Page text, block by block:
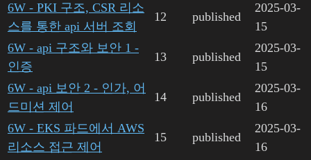
6W - PKI 구조, CSR 리소
스를 통한 api 서버 조회
12 published
2025-03-
15
6W - api 구조와 보안 1 -
인증
13 published
2025-03-
15
6W - api 보안 2 - 인가, 어
드미션 제어
14 published
2025-03-
16
6W - EKS 파드에서 AWS
리소스 접근 제어
15 published
2025-03-
16